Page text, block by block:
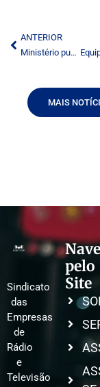
ANTERIOR
Ministério publica outorgas de radiodifusão
MAIS
Sindicato
das
Empresas
de
Rádio
e
Televisão
pelo
Site